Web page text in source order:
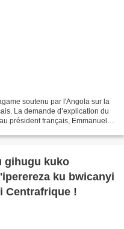
soutenu par l'Angola sur la
La demande d’explication du
président français, Emmanuel
gihugu kuko
ku bwicanyi
Centrafrique !